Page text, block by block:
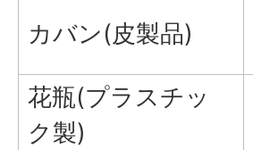
カバン(皮製品)
花瓶(プラスチッ
ク製)